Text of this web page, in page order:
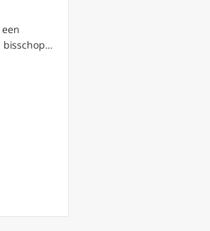
katholieke leer
bisschop…
bisschoppen bezoeken Vaticaan over